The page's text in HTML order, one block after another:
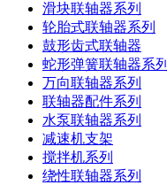
滑块联轴器系列
轮胎式联轴器系列
鼓形齿式联轴器
蛇形弹簧联轴器系列
万向联轴器系列
联轴器配件系列
水泵联轴器系列
减速机支架
搅拌机系列
绕性联轴器系列